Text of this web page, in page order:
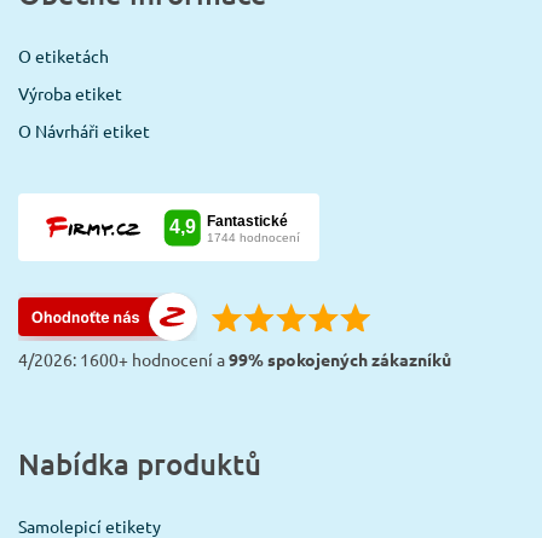
O etiketách
Výroba etiket
O Návrháři etiket
4/2026: 1600+ hodnocení a99% spokojených zákazníků
Nabídka produktů
Samolepicí etikety